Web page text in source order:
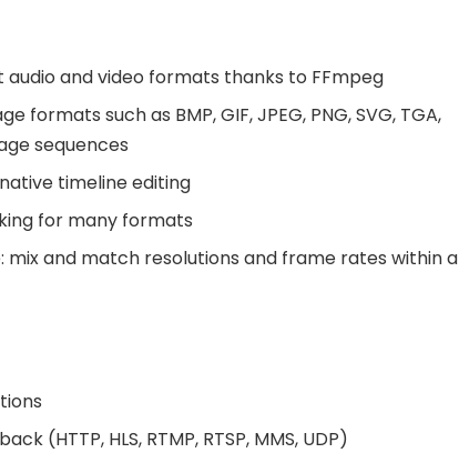
and video formats thanks to FFmpeg
formats such as BMP, GIF, JPEG, PNG, SVG, TGA,
sequences
timeline editing
for many formats
and match resolutions and frame rates within a
(HTTP, HLS, RTMP, RTSP, MMS, UDP)